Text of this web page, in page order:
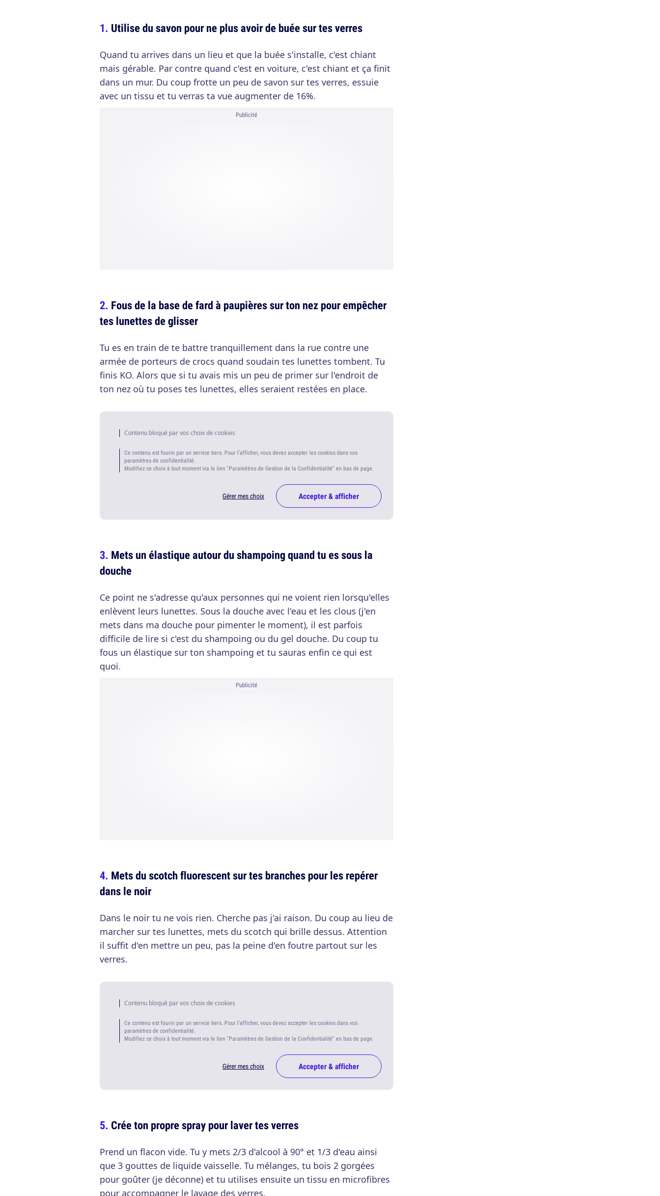
Utilise du savon pour ne plus avoir de buée sur tes verres
Quand tu arrives dans un lieu et que la buée s'installe, c'est chiant
mais gérable. Par contre quand c'est en voiture, c'est chiant et ça finit
dans un mur. Du coup frotte un peu de savon sur tes verres, essuie
avec un tissu et tu verras ta vue augmenter de 16%.
Publicité
Fous de la base de fard à paupières sur ton nez pour empêcher
tes lunettes de glisser
Tu es en train de te battre tranquillement dans la rue contre une
armée de porteurs de crocs quand soudain tes lunettes tombent. Tu
finis KO. Alors que si tu avais mis un peu de primer sur l'endroit de
ton nez où tu poses tes lunettes, elles seraient restées en place.
Contenu bloqué par vos choix de cookies
Ce contenu est fourni par un service tiers. Pour l'afficher, vous devez accepter les cookies dans vos
paramètres de confidentialité.
Modifiez ce choix à tout moment via le lien "Paramètres de Gestion de la Confidentialité" en bas de page.
Gérer mes choix Accepter & afficher
Mets un élastique autour du shampoing quand tu es sous la
douche
Ce point ne s'adresse qu'aux personnes qui ne voient rien lorsqu'elles
enlèvent leurs lunettes. Sous la douche avec l'eau et les clous (j'en
mets dans ma douche pour pimenter le moment), il est parfois
difficile de lire si c'est du shampoing ou du gel douche. Du coup tu
fous un élastique sur ton shampoing et tu sauras enfin ce qui est
quoi.
Publicité
Mets du scotch fluorescent sur tes branches pour les repérer
dans le noir
Dans le noir tu ne vois rien. Cherche pas j'ai raison. Du coup au lieu de
marcher sur tes lunettes, mets du scotch qui brille dessus. Attention
il suffit d'en mettre un peu, pas la peine d'en foutre partout sur les
verres.
Contenu bloqué par vos choix de cookies
Ce contenu est fourni par un service tiers. Pour l'afficher, vous devez accepter les cookies dans vos
paramètres de confidentialité.
Modifiez ce choix à tout moment via le lien "Paramètres de Gestion de la Confidentialité" en bas de page.
Gérer mes choix Accepter & afficher
Crée ton propre spray pour laver tes verres
Prend un flacon vide. Tu y mets 2/3 d'alcool à 90° et 1/3 d'eau ainsi
que 3 gouttes de liquide vaisselle. Tu mélanges, tu bois 2 gorgées
pour goûter (je déconne) et tu utilises ensuite un tissu en microfibres
pour accompagner le lavage des verres.